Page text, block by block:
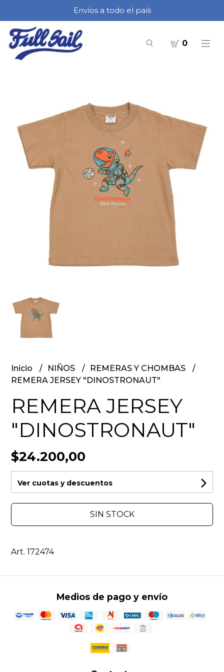
Envíos a todo el país
0
Inicio NIÑOS
REMERAS Y CHOMBAS
REMERA JERSEY "DINOSTRONAUT"
REMERA JERSEY
"DINOSTRONAUT"
$24.200,00
Ver cuotas y descuentos
SIN STOCK
Art. 172474
Medios de pago y envío